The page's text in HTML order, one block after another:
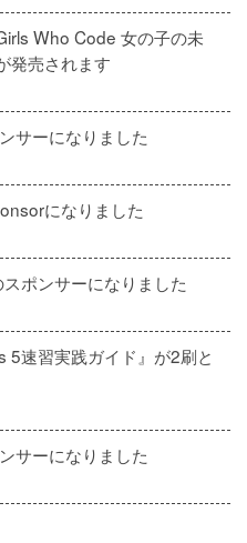
Who Code 女の子の未
発売されます
サーになりました
になりました
ポンサーになりました
5速習実践ガイド』が2刷と
サーになりました